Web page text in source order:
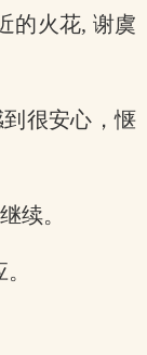
的火花, 谢虞
很安心，惬
续。